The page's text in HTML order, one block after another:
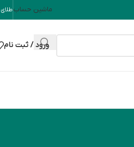
ماشین حسابطلای 18 عیار: ---
ورود / ثبت نام